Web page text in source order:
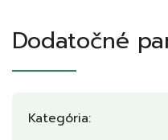
Dodatočné
Kategória: